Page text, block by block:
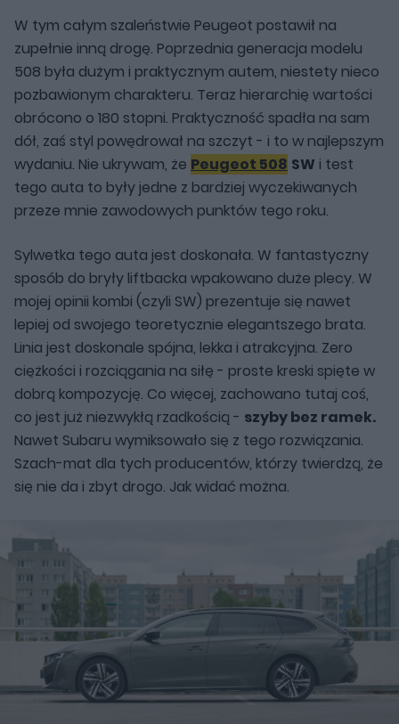
W tym całym szaleństwie Peugeot postawił na
zupełnie inną drogę. Poprzednia generacja modelu
508 była dużym i praktycznym autem, niestety nieco
pozbawionym charakteru. Teraz hierarchię wartości
obrócono o 180 stopni. Praktyczność spadła na sam
dół, zaś styl powędrował na szczyt - i to w najlepszym
wydaniu. Nie ukrywam, że Peugeot 508 SW i test
tego auta to były jedne z bardziej wyczekiwanych
przeze mnie zawodowych punktów tego roku.
Sylwetka tego auta jest doskonała. W fantastyczny
sposób do bryły liftbacka wpakowano duże plecy. W
mojej opinii kombi (czyli SW) prezentuje się nawet
lepiej od swojego teoretycznie elegantszego brata.
Linia jest doskonale spójna, lekka i atrakcyjna. Zero
ciężkości i rozciągania na siłę - proste kreski spięte w
dobrą kompozycję. Co więcej, zachowano tutaj coś,
co jest już niezwykłą rzadkością - szyby bez ramek.
Nawet Subaru wymiksowało się z tego rozwiązania.
Szach-mat dla tych producentów, którzy twierdzą, że
się nie da i zbyt drogo. Jak widać można.